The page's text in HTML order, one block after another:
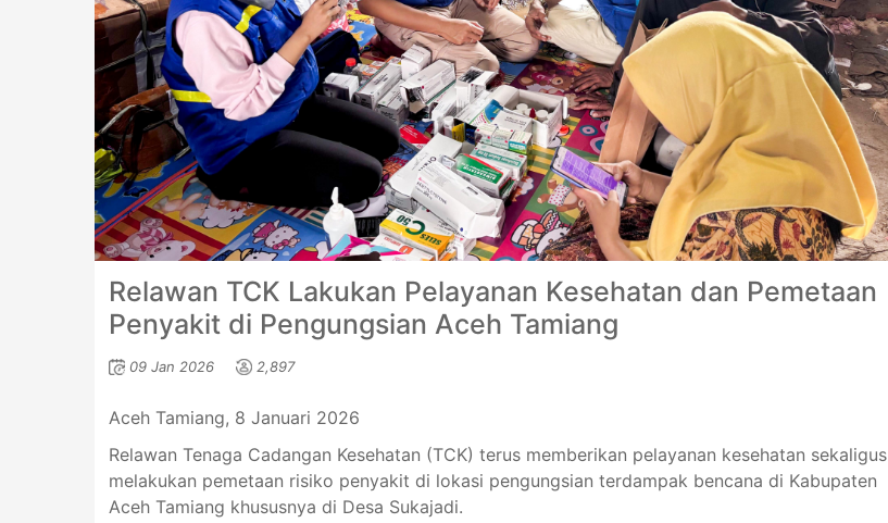
Relawan TCK Lakukan Pelayanan Kesehatan dan Pemetaan
Penyakit di Pengungsian Aceh Tamiang
09 Jan 2026 2,897
Aceh Tamiang, 8 Januari 2026
Relawan Tenaga Cadangan Kesehatan (TCK) terus memberikan pelayanan kesehatan sekaligus
melakukan pemetaan risiko penyakit di lokasi pengungsian terdampak bencana di Kabupaten
Aceh Tamiang khususnya di Desa Sukajadi.